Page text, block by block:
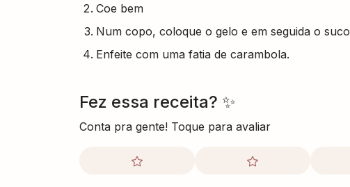
Coe bem
Num copo, coloque o gelo e em seguida o suco
Enfeite com uma fatia de carambola.
Fez essa receita? ✨
Conta pra gente! Toque para avaliar